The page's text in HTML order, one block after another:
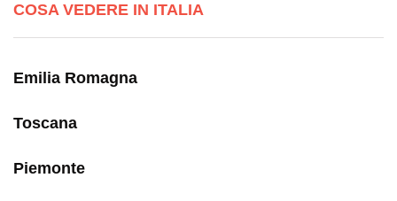
COSA VEDERE IN ITALIA
Emilia Romagna
Toscana
Piemonte